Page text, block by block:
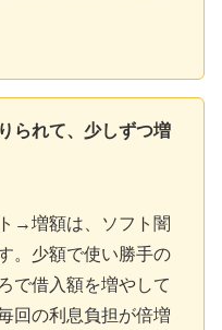
られて、少しずつ増
→増額は、ソフト闇
。少額で使い勝手の
で借入額を増やして
回の利息負担が倍増